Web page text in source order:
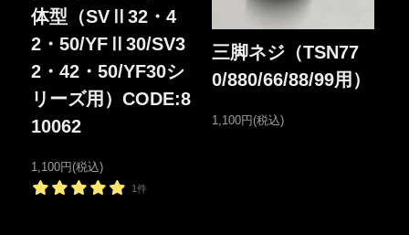
体型（SVⅡ32・4
2・50/YFⅡ30/SV3
2・42・50/YF30シ
リーズ用）CODE:8
10062
1,100円(税込)
1件
三脚ネジ（TSN77
0/880/66/88/99用）
1,100円(税込)